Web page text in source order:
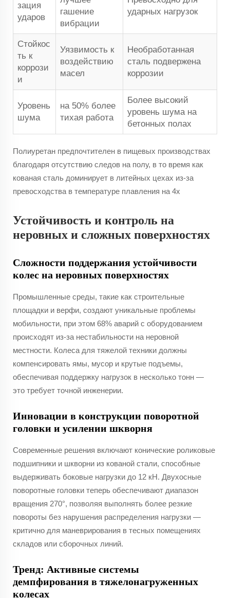
зация
ударов
гашение
вибрации
ударных нагрузок
Стойкос
ть к
коррози
и
Уязвимость к
воздействию
масел
Необработанная
сталь подвержена
коррозии
Уровень
шума
на 50% более
тихая работа
Более высокий
уровень шума на
бетонных полах
Полиуретан предпочтителен в пищевых производствах
благодаря отсутствию следов на полу, в то время как
кованая сталь доминирует в литейных цехах из-за
превосходства в температуре плавления на 4x
Устойчивость и контроль на
неровных и сложных поверхностях
Сложности поддержания устойчивости
колес на неровных поверхностях
Промышленные среды, такие как строительные
площадки и верфи, создают уникальные проблемы
мобильности, при этом 68% аварий с оборудованием
происходят из-за нестабильности на неровной
местности. Колеса для тяжелой техники должны
компенсировать ямы, мусор и крутые подъемы,
обеспечивая поддержку нагрузок в несколько тонн —
это требует точной инженерии.
Инновации в конструкции поворотной
головки и усилении шкворня
Современные решения включают конические роликовые
подшипники и шкворни из кованой стали, способные
выдерживать боковые нагрузки до 12 кН. Двухосные
поворотные головки теперь обеспечивают диапазон
вращения 270°, позволяя выполнять более резкие
повороты без нарушения распределения нагрузки —
критично для маневрирования в тесных помещениях
складов или сборочных линий.
Тренд: Активные системы
демпфирования в тяжелонагруженных
колесах